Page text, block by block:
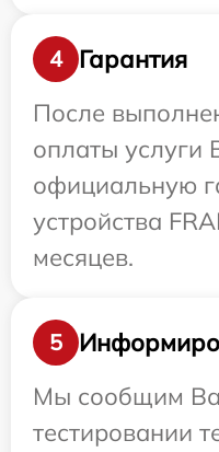
4
Гарантия
После
оплаты услуги
официальную
устройства
месяцев.
5
Мы сообщим
тестировании